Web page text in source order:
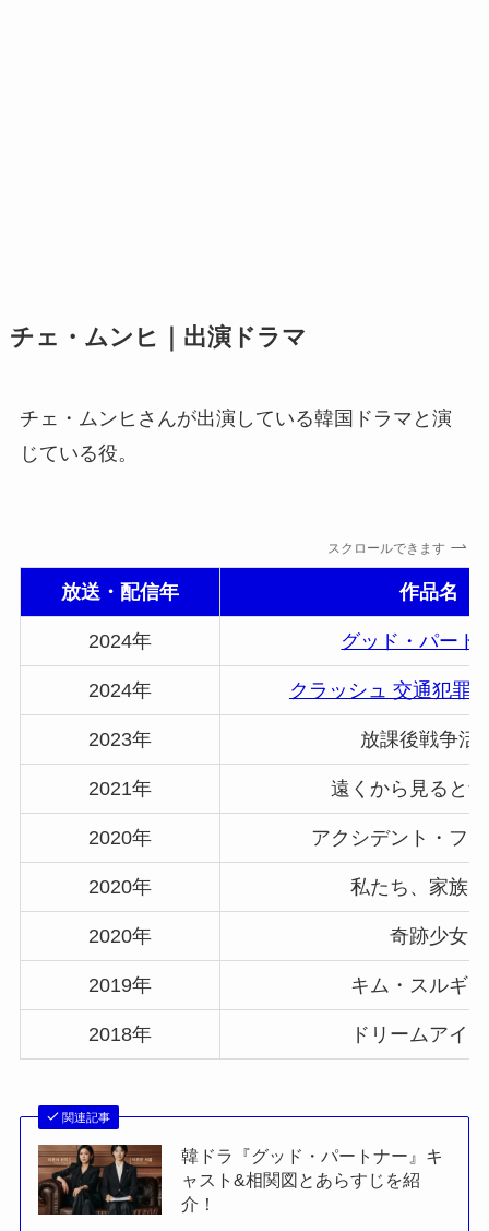
チェ・ムンヒ｜出演ドラマ
チェ・ムンヒさんが出演している韓国ドラマと演
じている役。
スクロールできます
放送・配信年 作品名
2024年 グッド・パート
2024年 クラッシュ 交通犯罪
2023年 放課後戦争活
2021年 遠くから見ると
2020年 アクシデント・フ
2020年 私たち、家族
2020年 奇跡少女
2019年 キム・スルギ
2018年 ドリームアイ
関連記事
韓ドラ『グッド・パートナー』キ
ャスト&相関図とあらすじを紹
介！